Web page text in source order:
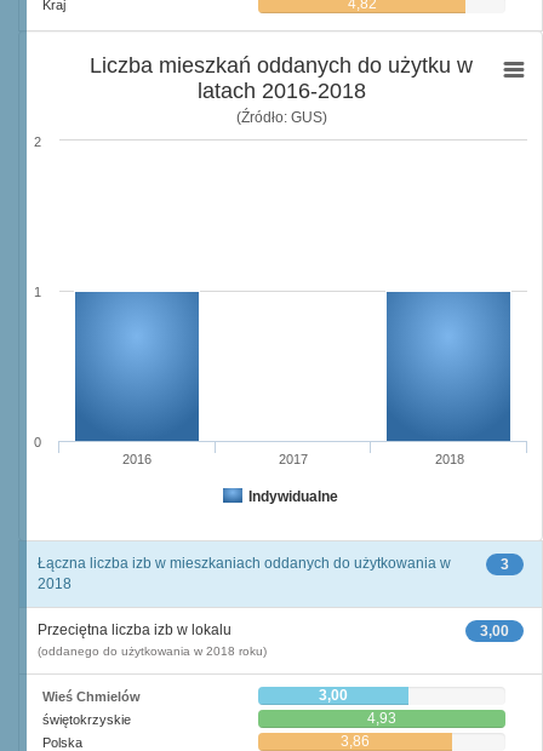
Kraj 4,82
Liczba mieszkań oddanych do użytku w
latach 2016-2018
(Źródło: GUS)
Indywidualne
2016 2017 2018
0
1
2
3
Łączna liczba izb w mieszkaniach oddanych do użytkowania w
2018
3,00
Przeciętna liczba izb w lokalu
(oddanego do użytkowania w 2018 roku)
Wieś Chmielów 3,00
świętokrzyskie 4,93
Polska 3,86